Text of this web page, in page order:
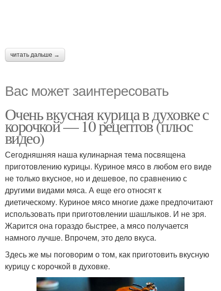
читать дальше →
Вас может заинтересовать
Очень вкусная курица в духовке с
корочкой — 10 рецептов (плюс
видео)
Сегодняшняя наша кулинарная тема посвящена
приготовлению курицы. Куриное мясо в любом его виде
не только вкусное, но и дешевое, по сравнению с
другими видами мяса. А еще его относят к
диетическому. Куриное мясо многие даже предпочитают
использовать при приготовлении шашлыков. И не зря.
Жарится она гораздо быстрее, а мясо получается
намного лучше. Впрочем, это дело вкуса.
Здесь же мы поговорим о том, как приготовить вкусную
курицу с корочкой в духовке.